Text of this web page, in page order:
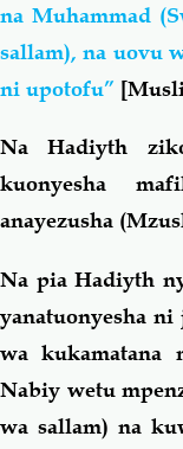
na Muhammad
sallam), na uovu
ni upotofu”
Na Hadiyth
kuonyesha
anayezusha
Na pia Hadiyth
yanatuonyesha
wa kukamatana
Nabiy wetu
wa sallam) na